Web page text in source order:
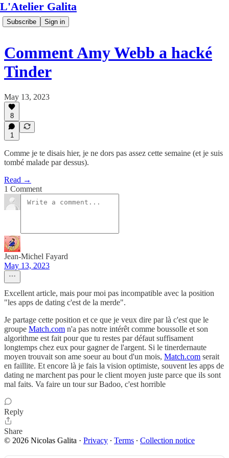
L'Atelier Galita
Subscribe Sign in
Comment Amy Webb a hacké
Tinder
May 13, 2023
8
1
Comme je te disais hier, je ne dors pas assez cette semaine (et je suis
tombé malade par dessus).
Read →
1 Comment
Jean-Michel Fayard
May 13, 2023
Excellent article, mais pour moi pas incompatible avec la position
"les apps de dating c'est de la merde".
Je partage cette position et ce que je veux dire par là c'est que le
groupe Match.com n'a pas notre intérêt comme boussolle et son
algorithme est fait pour que tu restes par défaut suffisament
longtemps chez eux pour gagner de l'argent. Si le tinerdernaute
moyen trouvait son ame soeur au bout d'un mois, Match.com serait
en faillite. Et encore là je fais la vision optimiste, souvent les apps de
dating ne marchent pas pour le client moyen juste parce que ils sont
mal faits. Va faire un tour sur Badoo, c'est horrible
Reply
Share
© 2026 Nicolas Galita · Privacy ∙ Terms ∙ Collection notice